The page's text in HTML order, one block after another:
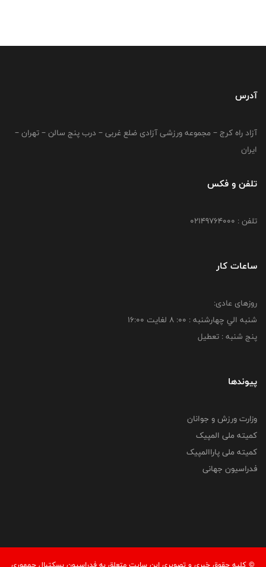
آدرس
آزاد راه کرج – مجموعه ورزشی آزادی ضلع غربی – درب پنج سالن – تهران –
ایران
تلفن و فکس
تلفن : 02149764000
ساعات کار
روزهای عادی:
شنبه الي چهارشنبه : 00: 8 لغايت 16:00
پنج شنبه : تعطیل
پیوندها
وزارت ورزش و جوانان
کمیته ملی المپیک
کمیته ملی پاراالمپیک
فدراسیون جهانی